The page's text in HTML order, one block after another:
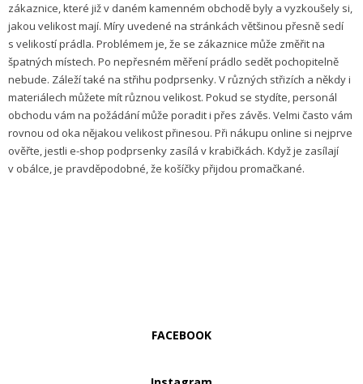
zákaznice, které již v daném kamenném obchodě byly a vyzkoušely si,
jakou velikost mají. Míry uvedené na stránkách většinou přesně sedí
s velikostí prádla. Problémem je, že se zákaznice může změřit na
špatných místech. Po nepřesném měření prádlo sedět pochopitelně
nebude. Záleží také na střihu podprsenky. V různých střizích a někdy i
materiálech můžete mít různou velikost. Pokud se stydíte, personál
obchodu vám na požádání může poradit i přes závěs. Velmi často vám
rovnou od oka nějakou velikost přinesou. Při nákupu online si nejprve
ověřte, jestli e-shop podprsenky zasílá v krabičkách. Když je zasílají
v obálce, je pravděpodobné, že košíčky přijdou promačkané.
FACEBOOK